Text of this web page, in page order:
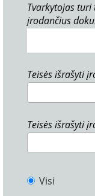
Tvarkytojas
įrodančius
Teisės išrašyti
Teisės išrašyti
Visi